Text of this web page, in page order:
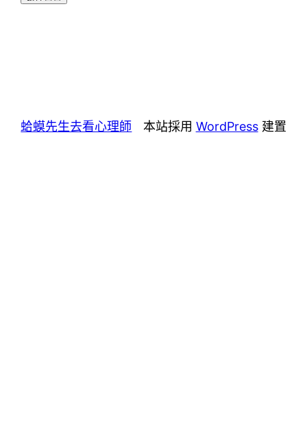
蛤蟆先生去看心理師 本站採用 WordPress建置